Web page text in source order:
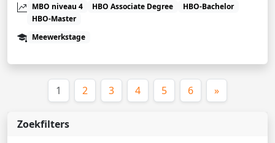
Zoekfilters
MBO niveau 4
HBO Associate Degree
HBO-Bachelor
HBO-Master
Meewerkstage
1 (huidige)
2 3 4 5 6 »